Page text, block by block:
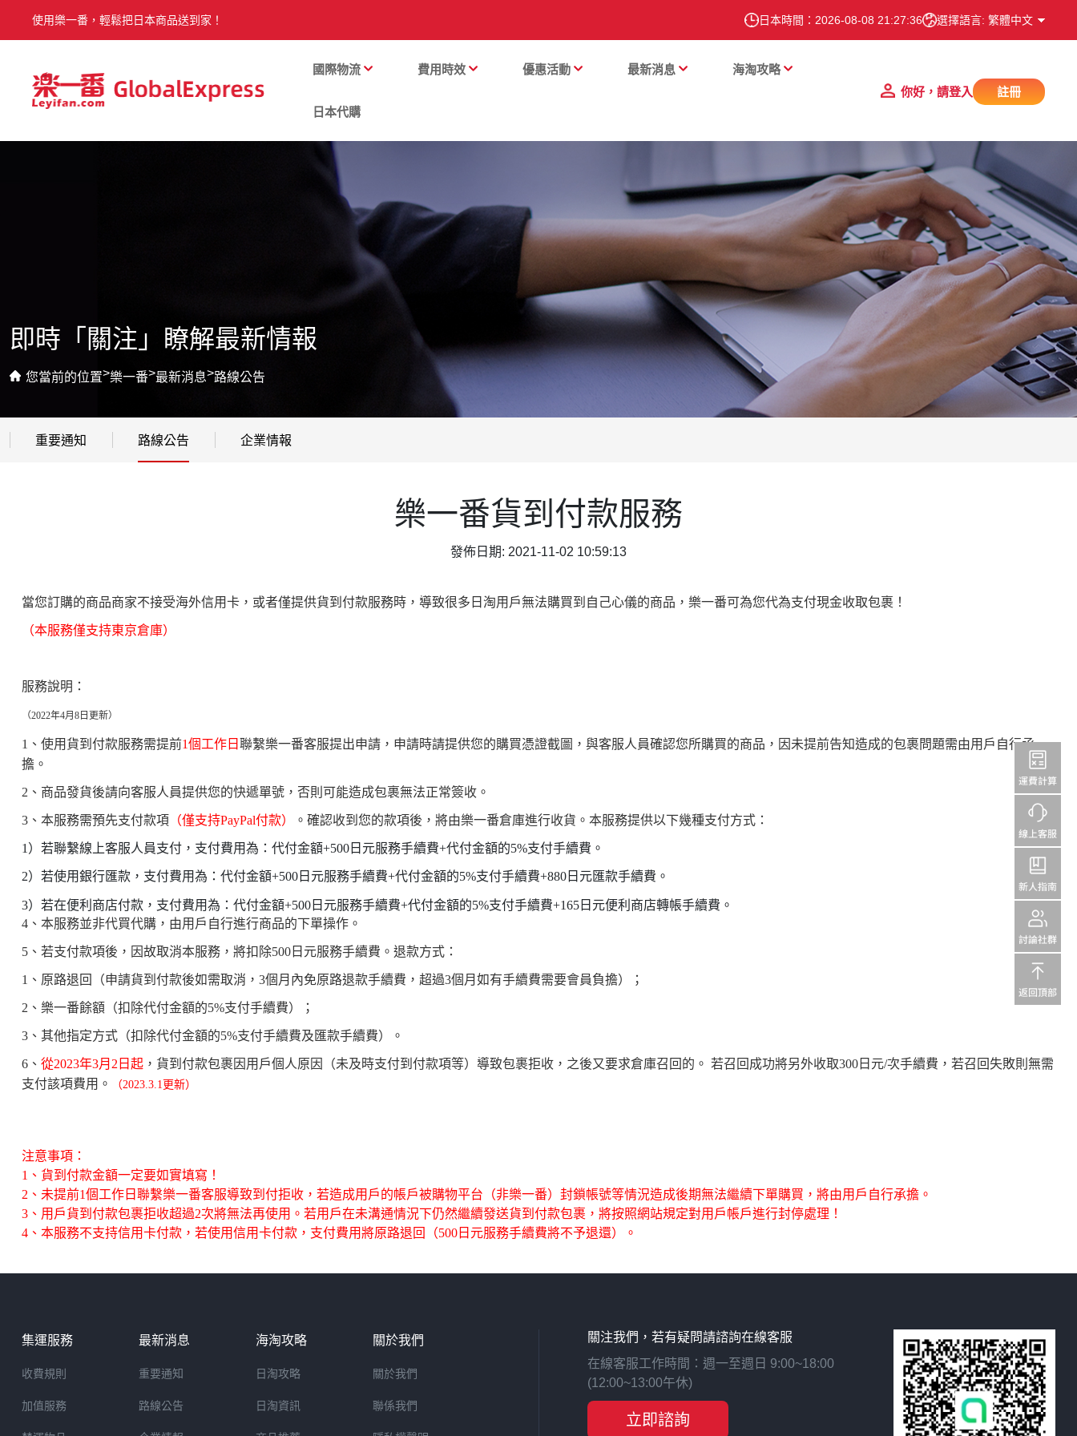
使用樂一番，輕鬆把日本商品送到家！ 日本時間： 2026-08-08 21:27:37 選擇語言: 繁體中文
國際物流 費用時效 優惠活動 最新消息 海淘攻略
日本代購
你好，請登入 註冊
即時「關注」瞭解最新情報
您當前的位置>樂一番>最新消息>路線公告
重要通知 路線公告 企業情報
樂一番貨到付款服務
發佈日期: 2021-11-02 10:59:13
當您訂購的商品商家不接受海外信用卡，或者僅提供貨到付款服務時，導致很多日淘用戶無法購買到自己心儀的商品，樂一番可為您代為支付現金收取包裹！
（本服務僅支持東京倉庫）
服務說明：
（2022年4月8日更新）
1、使用貨到付款服務需提前1個工作日 聯繫樂一番客服提出申請，申請時請提供您的購買憑證截圖，與客服人員確認您所購買的商品，因未提前告知造成的包裹問題需由用戶自行承
擔。
2、商品發貨後請向客服人員提供您的快遞單號，否則可能造成包裹無法正常簽收。
3、本服務需預先支付款項 （僅支持PayPal付款） 。確認收到您的款項後，將由樂一番倉庫進行收貨。本服務提供以下幾種支付方式：
1）若聯繫線上客服人員支付，支付費用為：代付金額+500日元服務手續費+代付金額的5%支付手續費。
2）若使用銀行匯款，支付費用為：代付金額+500日元服務手續費+代付金額的5%支付手續費+880日元匯款手續費。
3）若在便利商店付款，支付費用為：代付金額+500日元服務手續費+代付金額的5%支付手續費+165日元便利商店轉帳手續費。
4、本服務並非代買代購，由用戶自行進行商品的下單操作。
5、若支付款項後，因故取消本服務，將扣除500日元服務手續費。退款方式：
1、原路退回（申請貨到付款後如需取消，3個月內免原路退款手續費，超過3個月如有手續費需要會員負擔）；
2、樂一番餘額（扣除代付金額的5%支付手續費）；
3、其他指定方式（扣除代付金額的5%支付手續費及匯款手續費）。
6、 從2023年3月2日起 ，貨到付款包裹因用戶個人原因（未及時支付到付款項等）導致包裹拒收，之後又要求倉庫召回的。 若召回成功將另外收取300日元/次手續費，若召回失敗則無需
支付該項費用。
（2023.3.1更新）
注意事項：
1、貨到付款金額一定要如實填寫！
2、未提前1個工作日聯繫樂一番客服導致到付拒收，若造成用戶的帳戶被購物平台（非樂一番）封鎖帳號等情況造成後期無法繼續下單購買，將由用戶自行承擔。
3、用戶貨到付款包裹拒收超過2次將無法再使用。若用戶在未溝通情況下仍然繼續發送貨到付款包裹，將按照網站規定對用戶帳戶進行封停處理！
4、本服務不支持信用卡付款，若使用信用卡付款，支付費用將原路退回（500日元服務手續費將不予退還）。
集運服務
收費規則
加值服務
最新消息
重要通知
路線公告
海淘攻略
日淘攻略
日淘資訊
關於我們
關於我們
聯係我們
關注我們，若有疑問請諮詢在線客服
在線客服工作時間：週一至週日 9:00~18:00
(12:00~13:00午休)
立即諮詢